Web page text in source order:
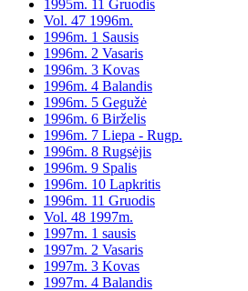
1995m. 11 Gruodis
Vol. 47 1996m.
1996m. 1 Sausis
1996m. 2 Vasaris
1996m. 3 Kovas
1996m. 4 Balandis
1996m. 5 Gegužė
1996m. 6 Birželis
1996m. 7 Liepa - Rugp.
1996m. 8 Rugsėjis
1996m. 9 Spalis
1996m. 10 Lapkritis
1996m. 11 Gruodis
Vol. 48 1997m.
1997m. 1 sausis
1997m. 2 Vasaris
1997m. 3 Kovas
1997m. 4 Balandis